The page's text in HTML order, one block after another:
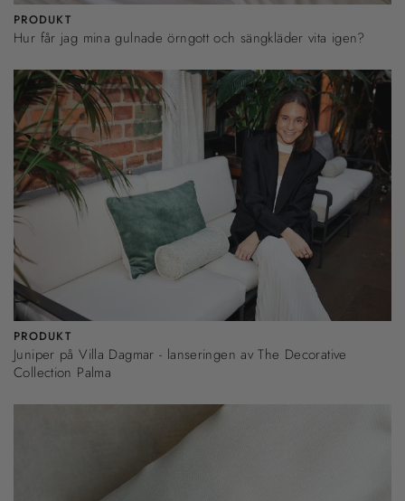
PRODUKT
Hur får jag mina gulnade örngott och sängkläder vita igen?
PRODUKT
Juniper på Villa Dagmar - lanseringen av The Decorative
Collection Palma